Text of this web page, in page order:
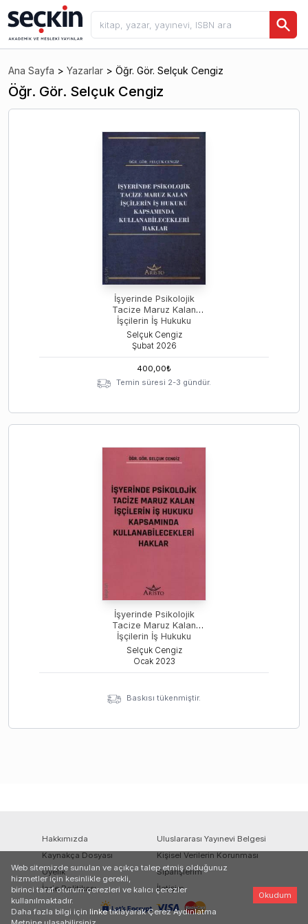
Ana Sayfa > Yazarlar > Öğr. Gör. Selçuk Cengiz
Öğr. Gör. Selçuk Cengiz
İşyerinde Psikolojik
Tacize Maruz Kalan
İşçilerin İş Hukuku
Kapsamında
Kullanabilecekleri Haklar
Selçuk Cengiz
Şubat 2026
400,00₺
Temin süresi 2-3 gündür.
İşyerinde Psikolojik
Tacize Maruz Kalan
İşçilerin İş Hukuku
Kapsamında
Kullanabilecekleri Haklar
Selçuk Cengiz
Ocak 2023
Baskısı tükenmiştir.
Hakkımızda
Uluslararası Yayınevi Belgesi
Kaynakça Dosyası
Kişisel Verilerin Korunması
Üyelik
Siparişlerim
İade Politikası
İletişim
Web sitemizde sunulan ve açıkça talep etmiş olduğunuz
hizmetler için kesinlikle gerekli,
birinci taraf oturum çerezleri ve kalıcı çerezler
kullanılmaktadır.
Daha fazla bilgi için linke tıklayarak Çerez Aydınlatma
Okudum